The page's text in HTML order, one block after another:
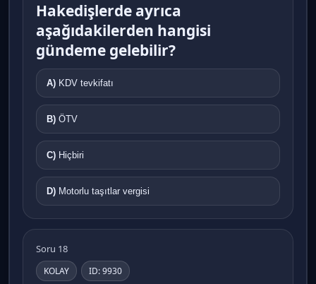
Hakedişlerde ayrıca
aşağıdakilerden hangisi
gündeme gelebilir?
A) KDV tevkifatı
B) ÖTV
C) Hiçbiri
D) Motorlu taşıtlar vergisi
Soru 18
KOLAY ID: 9930